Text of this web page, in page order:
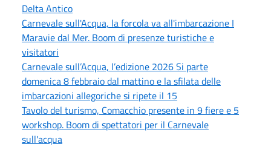
Delta Antico
Carnevale sull'Acqua, la forcola va all'imbarcazione I
Maravie dal Mer. Boom di presenze turistiche e
visitatori
Carnevale sull’Acqua, l’edizione 2026 Si parte
domenica 8 febbraio dal mattino e la sfilata delle
imbarcazioni allegoriche si ripete il 15
Tavolo del turismo, Comacchio presente in 9 fiere e 5
workshop. Boom di spettatori per il Carnevale
sull'acqua